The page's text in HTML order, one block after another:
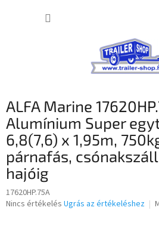
ALFA Marine
Alumínium Super
6,8(7,6) x 1,95m,
párnafás,
hajóig
17620HP.75A
A
Nincs értékelés Ugrás az értékeléshez